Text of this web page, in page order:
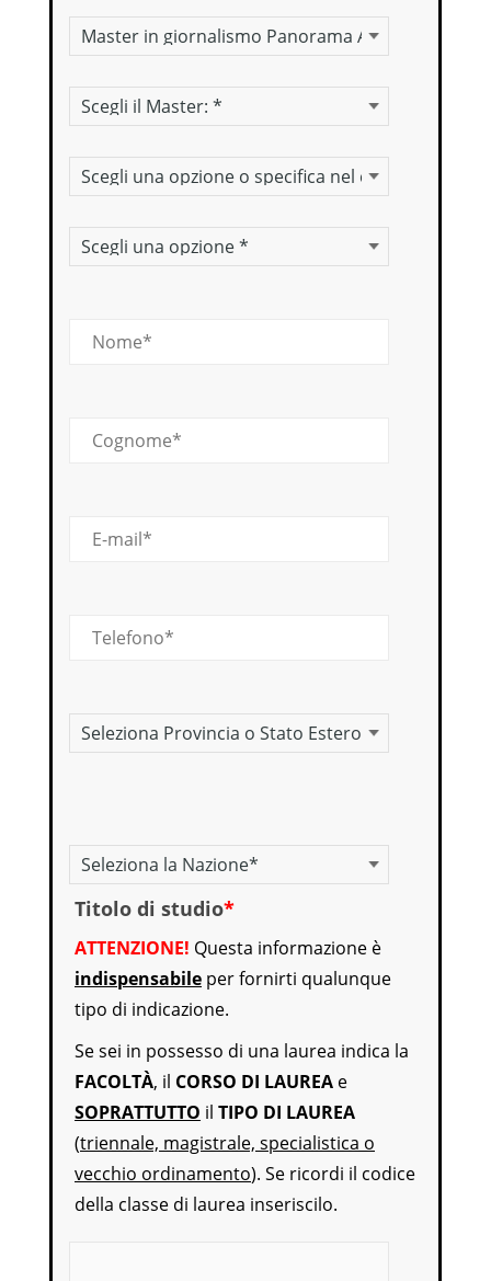
Titolo di studio*
ATTENZIONE! Questa informazione è
indispensabile per fornirti qualunque
tipo di indicazione.
Se sei in possesso di una laurea indica la
FACOLTÀ, il CORSO DI LAUREA e
SOPRATTUTTO il TIPO DI LAUREA
(triennale, magistrale, specialistica o
vecchio ordinamento). Se ricordi il codice
della classe di laurea inseriscilo.